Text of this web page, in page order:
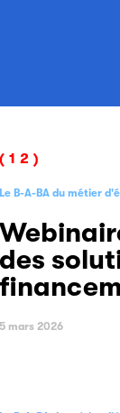
(12)
Le B-A-BA du métier
des
5 mars 2026